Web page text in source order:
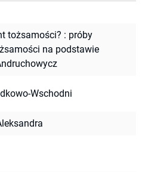
tożsamości? : próby
na podstawie
Wschodni